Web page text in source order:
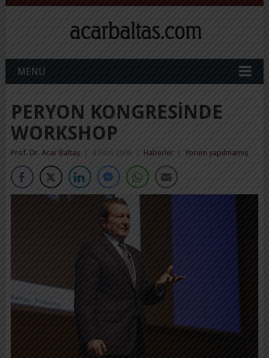
MENU
PERYON KONGRESINDE
WORKSHOP
Prof. Dr. Acar Baltaş 4 Ekim 2006 Haberler Yorum yapılmamış